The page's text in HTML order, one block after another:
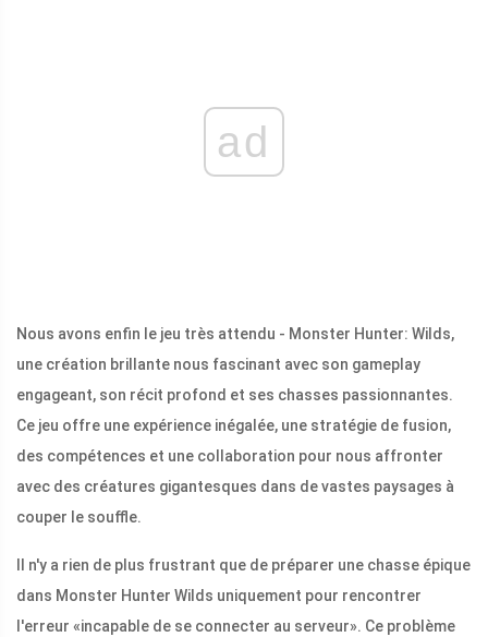
ad
Nous avons enfin le jeu très attendu - Monster Hunter: Wilds,
une création brillante nous fascinant avec son gameplay
engageant, son récit profond et ses chasses passionnantes.
Ce jeu offre une expérience inégalée, une stratégie de fusion,
des compétences et une collaboration pour nous affronter
avec des créatures gigantesques dans de vastes paysages à
couper le souffle.
Il n'y a rien de plus frustrant que de préparer une chasse épique
dans Monster Hunter Wilds uniquement pour rencontrer
l'erreur «incapable de se connecter au serveur». Ce problème